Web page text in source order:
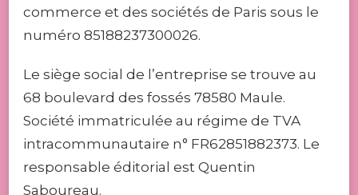
commerce et des sociétés de Paris sous le
numéro 85188237300026.
Le siège social de l’entreprise se trouve au
68 boulevard des fossés 78580 Maule.
Société immatriculée au régime de TVA
intracommunautaire n° FR62851882373. Le
responsable éditorial est Quentin
Saboureau.